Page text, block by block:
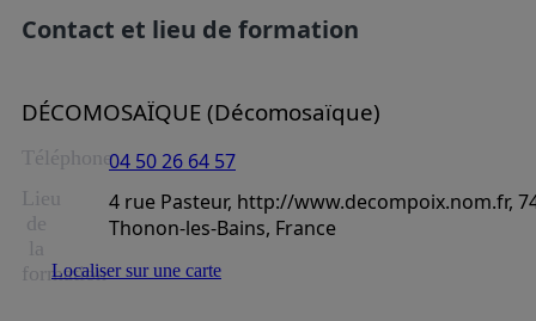
Contact et lieu de formation
DÉCOMOSAÏQUE (Décomosaïque)
Téléphone04 50 26 64 57
Lieu
de
la
formation
4 rue Pasteur, http://www.decompoix.nom.fr,
Thonon-les-Bains, France
Localiser sur une carte